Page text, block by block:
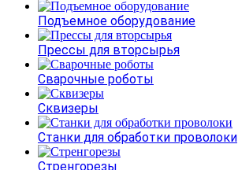
Подъемное оборудование
Прессы для вторсырья
Сварочные роботы
Сквизеры
Станки для обработки проволоки
Стренгорезы